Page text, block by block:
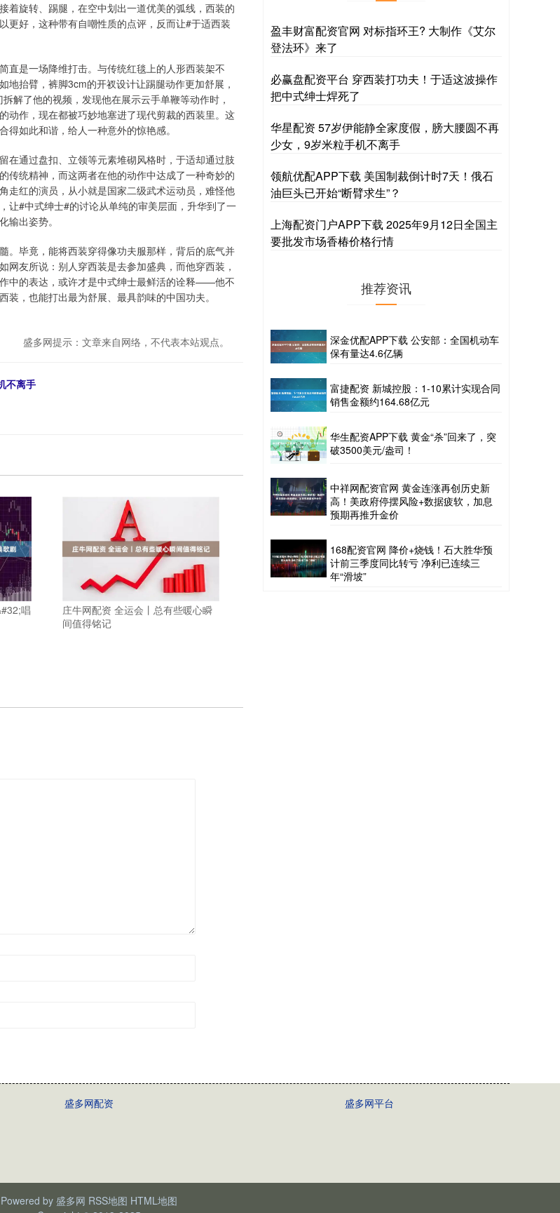
着旋转、踢腿，在空中划出一道优美的弧线，西装的
更好，这种带有自嘲性质的点评，反而让#于适西装
直是一场降维打击。与传统红毯上的人形西装架不
抬臂，裤脚3cm的开衩设计让踢腿动作更加舒展，
解了他的视频，发现他在展示云手单鞭等动作时，
作，现在都被巧妙地塞进了现代剪裁的西装里。这
如此和谐，给人一种意外的惊艳感。
在通过盘扣、立领等元素堆砌风格时，于适却通过肢
统精神，而这两者在他的动作中达成了一种奇妙的
走红的演员，从小就是国家二级武术运动员，难怪他
让#中式绅士#的讨论从单纯的审美层面，升华到了一
输出姿势。
。毕竟，能将西装穿得像功夫服那样，背后的底气并
友所说：别人穿西装是去参加盛典，而他穿西装，
中的表达，或许才是中式绅士最鲜活的诠释——他不
，也能打出最为舒展、最具韵味的中国功夫。
盛多网提示：文章来自网络，不代表本站观点。
不离手
唱
庄牛网配资 全运会丨总有些暖心瞬
间值得铭记
盈丰财富配资官网 对标指环王? 大制作《艾尔
登法环》来了
必赢盘配资平台 穿西装打功夫！于适这波操作
把中式绅士焊死了
华星配资 57岁伊能静全家度假，膀大腰圆不再
少女，9岁米粒手机不离手
领航优配APP下载 美国制裁倒计时7天！俄石
油巨头已开始“断臂求生”？
上海配资门户APP下载 2025年9月12日全国主
要批发市场香椿价格行情
推荐资讯
深金优配APP下载 公安部：全国机动车
保有量达4.6亿辆
富捷配资 新城控股：1-10累计实现合同
销售金额约164.68亿元
华生配资APP下载 黄金“杀”回来了，突
破3500美元/盎司！
中祥网配资官网 黄金连涨再创历史新
高！美政府停摆风险+数据疲软，加息
预期再推升金价
168配资官网 降价+烧钱！石大胜华预
计前三季度同比转亏 净利已连续三
年“滑坡”
盛多网配资 盛多网平台
Powered by 盛多网 RSS地图 HTML地图